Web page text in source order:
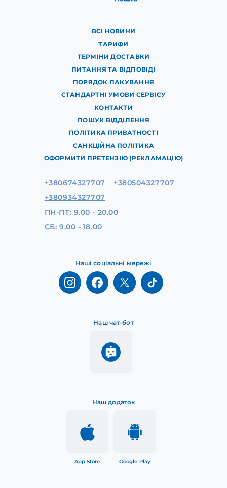
ВСІ НОВИНИ
ТАРИФИ
ТЕРМІНИ ДОСТАВКИ
ПИТАННЯ ТА ВІДПОВІДІ
ПОРЯДОК ПАКУВАННЯ
СТАНДАРТНІ УМОВИ СЕРВІСУ
КОНТАКТИ
ПОШУК ВІДДІЛЕННЯ
ПОЛІТИКА ПРИВАТНОСТІ
САНКЦІЙНА ПОЛІТИКА
ОФОРМИТИ ПРЕТЕНЗІЮ (РЕКЛАМАЦІЮ)
Наш додаток
App Store Google Play
Наш чат-бот
Наші соціальні мережі
+380674327707
+380504327707
+380934327707
ПН-ПТ: 9.00 - 20.00
СБ: 9.00 - 18.00